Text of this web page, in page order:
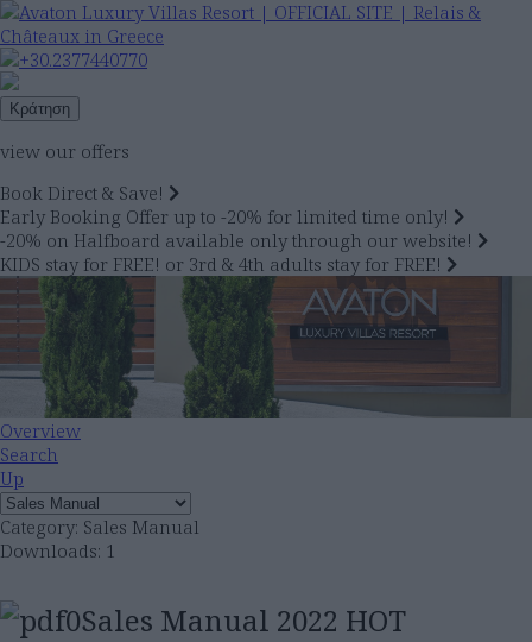
+30.2377440770
Κράτηση
view our offers
Book Direct & Save!
Early Booking Offer up to -20% for limited time only!
-20% on Halfboard available only through our website!
KIDS stay for FREE! or 3rd & 4th adults stay for FREE!
Overview
Search
Up
Category: Sales Manual
Downloads: 1
Sales Manual 2022 HOT